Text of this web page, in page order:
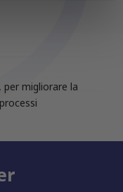
nostro sito con i
dei dati web,
o che hanno
migliorare la